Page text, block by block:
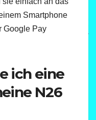
Smartphone
Google Pay
ich eine
N26